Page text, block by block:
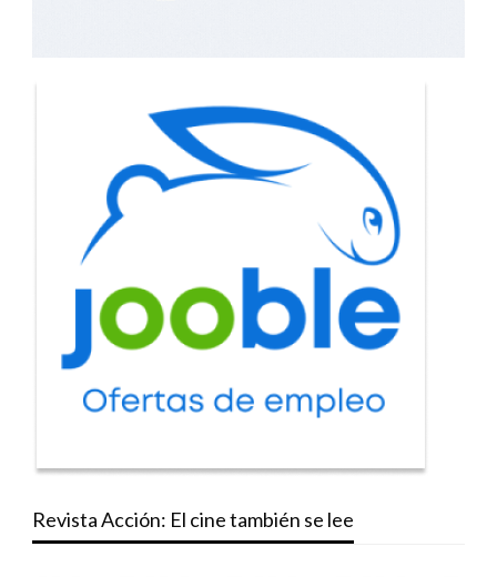
Revista Acción: El cine también se lee